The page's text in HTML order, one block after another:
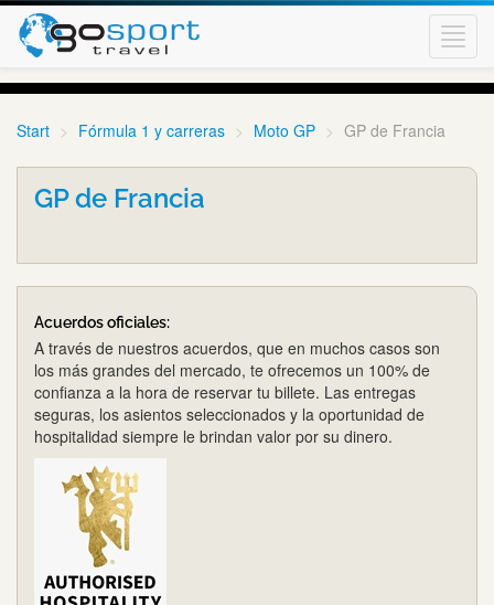
Start Fórmula 1 y carreras Moto GP GP de Francia
GP de Francia
Acuerdos oficiales:
A través de nuestros acuerdos, que en muchos casos son
los más grandes del mercado, te ofrecemos un 100% de
confianza a la hora de reservar tu billete. Las entregas
seguras, los asientos seleccionados y la oportunidad de
hospitalidad siempre le brindan valor por su dinero.